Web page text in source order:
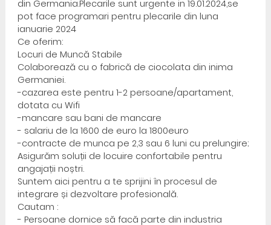
din Germania.Plecarile sunt urgente in 19.01.2024,se
pot face programari pentru plecarile din luna
ianuarie 2024
Ce oferim:
Locuri de Muncă Stabile
Colaborează cu o fabrică de ciocolata din inima
Germaniei.
-cazarea este pentru 1-2 persoane/apartament,
dotata cu Wifi
-mancare sau bani de mancare
- salariu de la 1600 de euro la 1800euro
-contracte de munca pe 2,3 sau 6 luni cu prelungire;
Asigurăm soluții de locuire confortabile pentru
angajații noștri.
Suntem aici pentru a te sprijini în procesul de
integrare și dezvoltare profesională.
Cautam :
- Persoane dornice să facă parte din industria